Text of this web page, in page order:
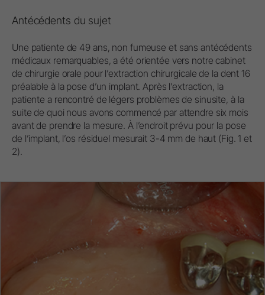
Antécédents du sujet
Une patiente de 49 ans, non fumeuse et sans antécédents
médicaux remarquables, a été orientée vers notre cabinet
de chirurgie orale pour l’extraction chirurgicale de la dent 16
préalable à la pose d’un implant. Après l’extraction, la
patiente a rencontré de légers problèmes de sinusite, à la
suite de quoi nous avons commencé par attendre six mois
avant de prendre la mesure. À l’endroit prévu pour la pose
de l’implant, l’os résiduel mesurait 3-4 mm de haut (Fig. 1 et
2).